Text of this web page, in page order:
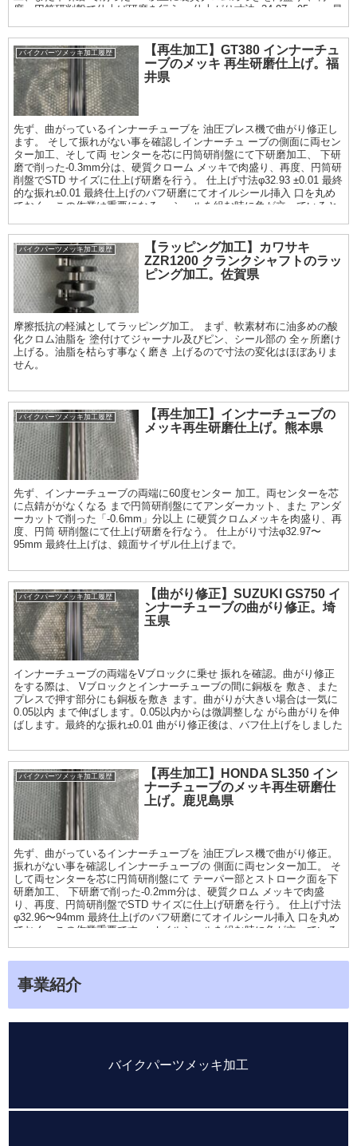
度、円筒研削盤で仕上げ研磨を行う。 仕上がり寸法φ34.97〜95mm. 最
バイクパーツメッキ加工履歴
【再生加工】GT380 インナーチュ
ーブのメッキ 再生研磨仕上げ。福
井県
先ず、曲がっているインナーチューブを 油圧プレス機で曲がり修正し
ます。 そして振れがない事を確認しインナーチュ ーブの側面に両セン
ター加工、そして両 センターを芯に円筒研削盤にて下研磨加工、 下研
磨で削った-0.3mm分は、硬質クローム メッキで肉盛り、再度、円筒研
削盤でSTD サイズに仕上げ研磨を行う。 仕上げ寸法φ32.93 ±0.01 最終
的な振れ±0.01 最終仕上げのバフ研磨にてオイルシール挿入 口を丸め
ておく。この作業は重要になる。 シールを組む時に角が立っていると
バイクパーツメッキ加工履歴
【ラッピング加工】カワサキ
ZZR1200 クランクシャフトのラッ
ピング加工。佐賀県
摩擦抵抗の軽減としてラッピング加工。 まず、軟素材布に油多めの酸
化クロム油脂を 塗付けてジャーナル及びピン、シール部の 全ヶ所磨け
上げる。油脂を枯らす事なく磨き 上げるので寸法の変化はほぼありま
せん。
バイクパーツメッキ加工履歴
【再生加工】インナーチューブの
メッキ再生研磨仕上げ。熊本県
先ず、インナーチューブの両端に60度センター 加工。両センターを芯
に点錆ががなくなる まで円筒研削盤にてアンダーカット、また アンダ
ーカットで削った「-0.6mm」分以上 に硬質クロムメッキを肉盛り、再
度、円筒 研削盤にて仕上げ研磨を行なう。 仕上がり寸法φ32.97〜
95mm 最終仕上げは、鏡面サイザル仕上げまで。
バイクパーツメッキ加工履歴
【曲がり修正】SUZUKI GS750 イ
ンナーチューブの曲がり修正。埼
玉県
インナーチューブの両端をVブロックに乗せ 振れを確認。曲がり修正
をする際は、 Vブロックとインナーチューブの間に銅板を 敷き、また
プレスで押す部分にも銅板を敷き ます。曲がりが大きい場合は一気に
0.05以内 まで伸ばします。0.05以内からは微調整しな がら曲がりを伸
ばします。最終的な振れ±0.01 曲がり修正後は、バフ仕上げをしました
バイクパーツメッキ加工履歴
【再生加工】HONDA SL350 イン
ナーチューブのメッキ再生研磨仕
上げ。鹿児島県
先ず、曲がっているインナーチューブを 油圧プレス機で曲がり修正。
振れがない事を確認しインナーチューブの 側面に両センター加工。 そ
して両センターを芯に円筒研削盤にて テーパー部とストローク面を下
研磨加工、 下研磨で削った-0.2mm分は、硬質クロム メッキで肉盛
り、再度、円筒研削盤でSTD サイズに仕上げ研磨を行う。 仕上げ寸法
φ32.96〜94mm 最終仕上げのバフ研磨にてオイルシール挿入 口を丸め
ておく。この作業重要です。 オイルシールを組む時に角が立っている
事業紹介
バイクパーツメッキ加工